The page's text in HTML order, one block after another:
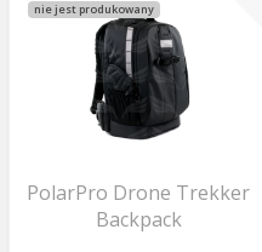
nie jest produkowany
PolarPro Drone Trekker
Backpack